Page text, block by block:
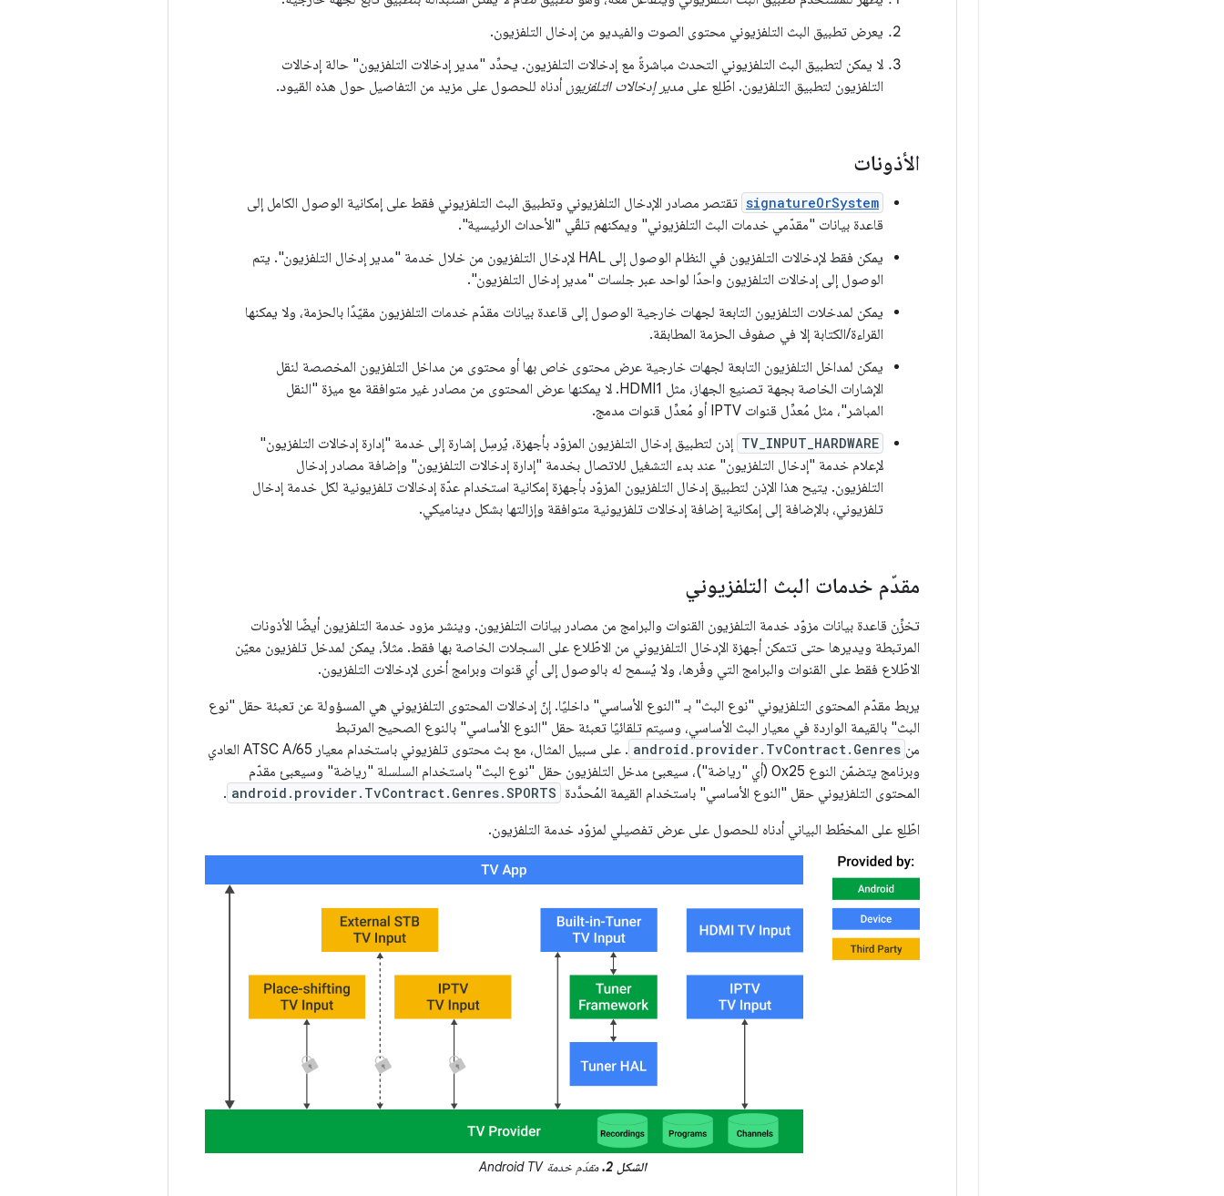
يعرض تطبيق البث التلفزيوني محتوى الصوت والفيديو من إدخال التلفزيون.
لا يمكن لتطبيق البث التلفزيوني التحدث مباشرةً مع إدخالات التلفزيون. يحدِّد "مدير إدخالات التلفزيون" حالة إدخالات
التلفزيون لتطبيق التلفزيون. اطّلِع على مدير إدخالات التلفزيون أدناه للحصول على مزيد من التفاصيل حول هذه القيود.
الأذونات
signatureOrSystem تقتصر مصادر الإدخال التلفزيوني وتطبيق البث التلفزيوني فقط على إمكانية الوصول الكامل إلى
قاعدة بيانات "مقدّمي خدمات البث التلفزيوني" ويمكنهم تلقّي "الأحداث الرئيسية".
يمكن فقط لإدخالات التلفزيون في النظام الوصول إلى HAL لإدخال التلفزيون من خلال خدمة "مدير إدخال التلفزيون". يتم
الوصول إلى إدخالات التلفزيون واحدًا لواحد عبر جلسات "مدير إدخال التلفزيون".
يمكن لمدخلات التلفزيون التابعة لجهات خارجية الوصول إلى قاعدة بيانات مقدّم خدمات التلفزيون مقيّدًا بالحزمة، ولا يمكنها
القراءة/الكتابة إلا في صفوف الحزمة المطابقة.
يمكن لمداخل التلفزيون التابعة لجهات خارجية عرض محتوى خاص بها أو محتوى من مداخل التلفزيون المخصصة لنقل
الإشارات الخاصة بجهة تصنيع الجهاز، مثل HDMI1. لا يمكنها عرض المحتوى من مصادر غير متوافقة مع ميزة "النقل
المباشر"، مثل مُعدِّل قنوات IPTV أو مُعدِّل قنوات مدمج.
TV_INPUT_HARDWARE إذن لتطبيق إدخال التلفزيون المزوّد بأجهزة، يُرسِل إشارة إلى خدمة "إدارة إدخالات التلفزيون"
لإعلام خدمة "إدخال التلفزيون" عند بدء التشغيل للاتصال بخدمة "إدارة إدخالات التلفزيون" وإضافة مصادر إدخال
التلفزيون. يتيح هذا الإذن لتطبيق إدخال التلفزيون المزوّد بأجهزة إمكانية استخدام عدّة إدخالات تلفزيونية لكل خدمة إدخال
تلفزيوني، بالإضافة إلى إمكانية إضافة إدخالات تلفزيونية متوافقة وإزالتها بشكل ديناميكي.
مقدّم خدمات البث التلفزيوني
تخزِّن قاعدة بيانات مزوّد خدمة التلفزيون القنوات والبرامج من مصادر بيانات التلفزيون. وينشر مزود خدمة التلفزيون أيضًا الأذونات
المرتبطة ويديرها حتى تتمكن أجهزة الإدخال التلفزيوني من الاطّلاع على السجلات الخاصة بها فقط. مثلاً، يمكن لمدخل تلفزيون معيّن
الاطّلاع فقط على القنوات والبرامج التي وفّرها، ولا يُسمح له بالوصول إلى أي قنوات وبرامج أخرى لإدخالات التلفزيون.
يربط مقدّم المحتوى التلفزيوني "نوع البث" بـ "النوع الأساسي" داخليًا. إنّ إدخالات المحتوى التلفزيوني هي المسؤولة عن تعبئة حقل "نوع
البث" بالقيمة الواردة في معيار البث الأساسي، وسيتم تلقائيًا تعبئة حقل "النوع الأساسي" بالنوع الصحيح المرتبط
من android.provider.TvContract.Genres
. على سبيل المثال، مع بث محتوى تلفزيوني باستخدام معيار ATSC A/65 العادي
وبرنامج يتضمّن النوع 0x25 (أي "رياضة")، سيعبئ مدخل التلفزيون حقل "نوع البث" باستخدام السلسلة "رياضة" وسيعبئ مقدّم
المحتوى التلفزيوني حقل "النوع الأساسي" باستخدام القيمة المُحدَّدة android.provider.TvContract.Genres.SPORTS
.
اطّلِع على المخطّط البياني أدناه للحصول على عرض تفصيلي لمزوّد خدمة التلفزيون.
الشكل 2. مقدّم خدمة Android TV